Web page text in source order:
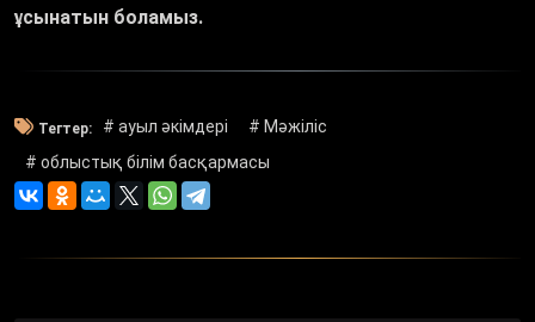
ұсынатын боламыз.
Тегтер: # ауыл әкімдері
# Мәжіліс
# облыстық білім басқармасы